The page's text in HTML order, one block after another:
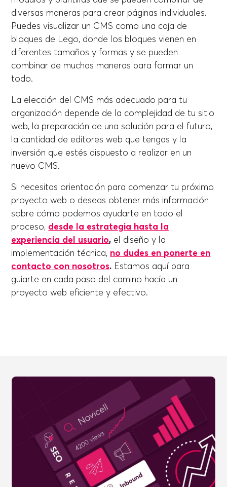
diversas maneras para crear páginas individuales.
Puedes visualizar un CMS como una caja de
bloques de Lego, donde los bloques vienen en
diferentes tamaños y formas y se pueden
combinar de muchas maneras para formar un
todo.
La elección del CMS más adecuado para tu
organización depende de la complejidad de tu sitio
web, la preparación de una solución para el futuro,
la cantidad de editores web que tengas y la
inversión que estés dispuesto a realizar en un
nuevo CMS.
Si necesitas orientación para comenzar tu próximo
proyecto web o deseas obtener más información
sobre cómo podemos ayudarte en todo el
proceso, desde la estrategia hasta la
experiencia del usuario, el diseño y la
implementación técnica, no dudes en ponerte en
contacto con nosotros. Estamos aquí para
guiarte en cada paso del camino hacía un
proyecto web eficiente y efectivo.